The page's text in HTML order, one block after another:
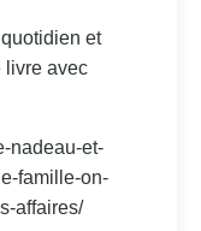
et
livre avec
nadeau-et-
famille-on-
affaires/